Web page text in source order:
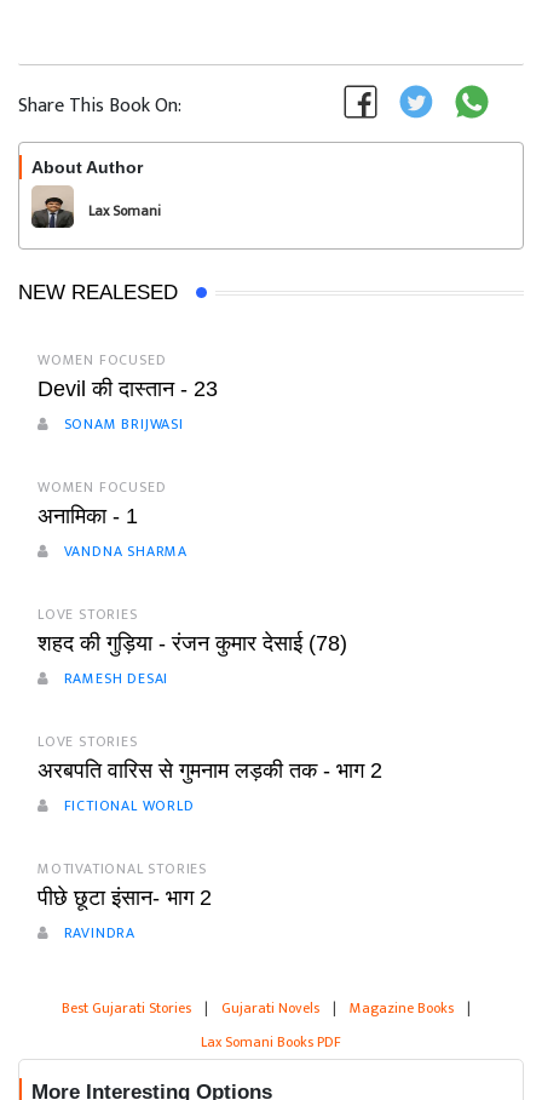
Share This Book On:
About Author
Lax Somani
NEW REALESED
WOMEN FOCUSED
Devil की दास्तान - 23
SONAM BRIJWASI
WOMEN FOCUSED
अनामिका - 1
VANDNA SHARMA
LOVE STORIES
शहद की गुड़िया - रंजन कुमार देसाई (78)
RAMESH DESAI
LOVE STORIES
अरबपति वारिस से गुमनाम लड़की तक - भाग 2
FICTIONAL WORLD
MOTIVATIONAL STORIES
पीछे छूटा इंसान- भाग 2
RAVINDRA
Best Gujarati Stories | Gujarati Novels | Magazine Books |
Lax Somani Books PDF
More Interesting Options